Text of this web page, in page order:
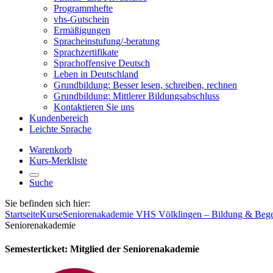
Programmhefte
vhs-Gutschein
Ermäßigungen
Spracheinstufung/-beratung
Sprachzertifikate
Sprachoffensive Deutsch
Leben in Deutschland
Grundbildung: Besser lesen, schreiben, rechnen
Grundbildung: Mittlerer Bildungsabschluss
Kontaktieren Sie uns
Kundenbereich
Leichte Sprache
Warenkorb
Kurs-Merkliste
Suche
Sie befinden sich hier:
StartseiteKurseSeniorenakademie VHS Völklingen – Bildung &
Seniorenakademie
Semesterticket: Mitglied der Seniorenakademie